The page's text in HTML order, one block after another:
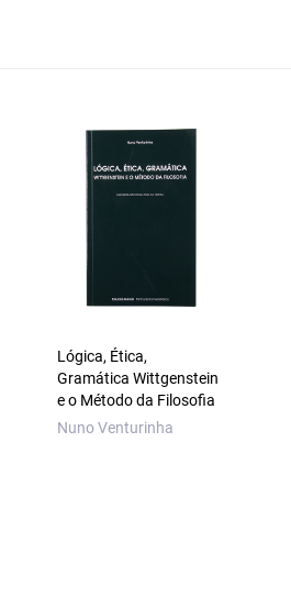
Lógica, Ética,
Gramática Wittgenstein
e o Método da Filosofia
Nuno Venturinha